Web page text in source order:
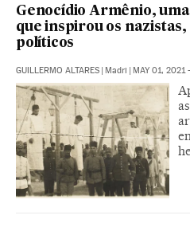
Genocídio Armênio,
que inspirou os
políticos
GUILLERMO ALTARES | Madri | MAY 01, 2021